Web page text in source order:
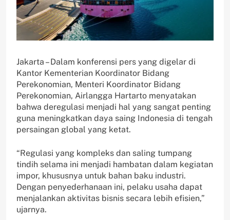
Jakarta – Dalam konferensi pers yang digelar di
Kantor Kementerian Koordinator Bidang
Perekonomian, Menteri Koordinator Bidang
Perekonomian, Airlangga Hartarto menyatakan
bahwa deregulasi menjadi hal yang sangat penting
guna meningkatkan daya saing Indonesia di tengah
persaingan global yang ketat.
“Regulasi yang kompleks dan saling tumpang
tindih selama ini menjadi hambatan dalam kegiatan
impor, khususnya untuk bahan baku industri.
Dengan penyederhanaan ini, pelaku usaha dapat
menjalankan aktivitas bisnis secara lebih efisien,”
ujarnya.